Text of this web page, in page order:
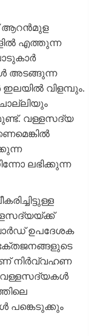
ആറന്‍മുള
എത്തുന്ന
അടങ്ങുന്ന
വിളമ്പും.
വള്ളസദ്യ
ലഭിക്കുന്ന
ഉപദേശക
നിര്‍വ്വഹണ
വള്ളസദ്യകള്‍
പങ്കെടുക്കും